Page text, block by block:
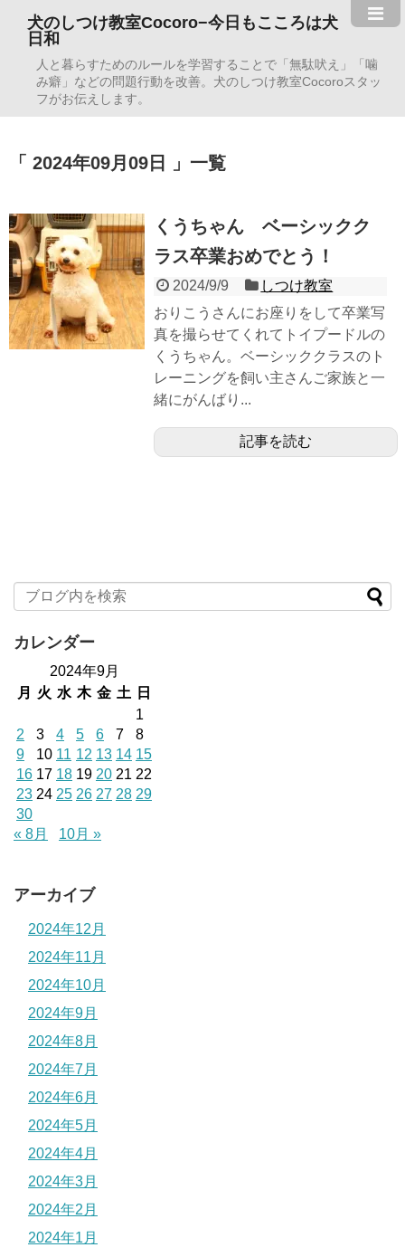
犬のしつけ教室Cocoro−今日もこころは犬
日和
人と暮らすためのルールを学習することで「無駄吠え」「噛
み癖」などの問題行動を改善。犬のしつけ教室Cocoroスタッ
フがお伝えします。
2024年09月09日 一覧
くうちゃん ベーシックク
ラス卒業おめでとう！
2024/9/9
しつけ教室
おりこうさんにお座りをして卒業写
真を撮らせてくれてトイプードルの
くうちゃん。ベーシッククラスのト
レーニングを飼い主さんご家族と一
緒にがんばり...
記事を読む
カレンダー
2024年9月
月
火 水 木 金 土
日
1
2
3 4 5 6 7
8
9
10 11 12 13 14 15
16 17 18 19 20 21 22
23 24 25 26 27 28 29
30
« 8月
10月 »
アーカイブ
2024年12月
2024年11月
2024年10月
2024年9月
2024年8月
2024年7月
2024年6月
2024年5月
2024年4月
2024年3月
2024年2月
2024年1月